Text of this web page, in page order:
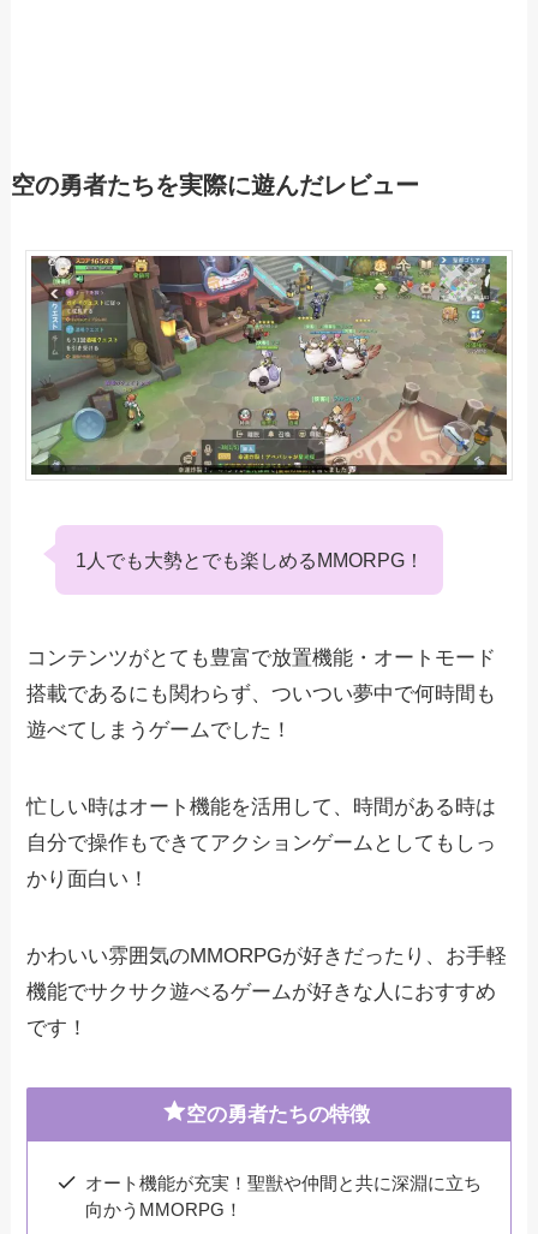
空の勇者たちを実際に遊んだレビュー
1人でも大勢とでも楽しめるMMORPG！
コンテンツがとても豊富で放置機能・オートモード
搭載であるにも関わらず、ついつい夢中で何時間も
遊べてしまうゲームでした！
忙しい時はオート機能を活用して、時間がある時は
自分で操作もできてアクションゲームとしてもしっ
かり面白い！
かわいい雰囲気のMMORPGが好きだったり、お手軽
機能でサクサク遊べるゲームが好きな人におすすめ
です！
空の勇者たちの特徴
オート機能が充実！聖獣や仲間と共に深淵に立ち
向かうMMORPG！